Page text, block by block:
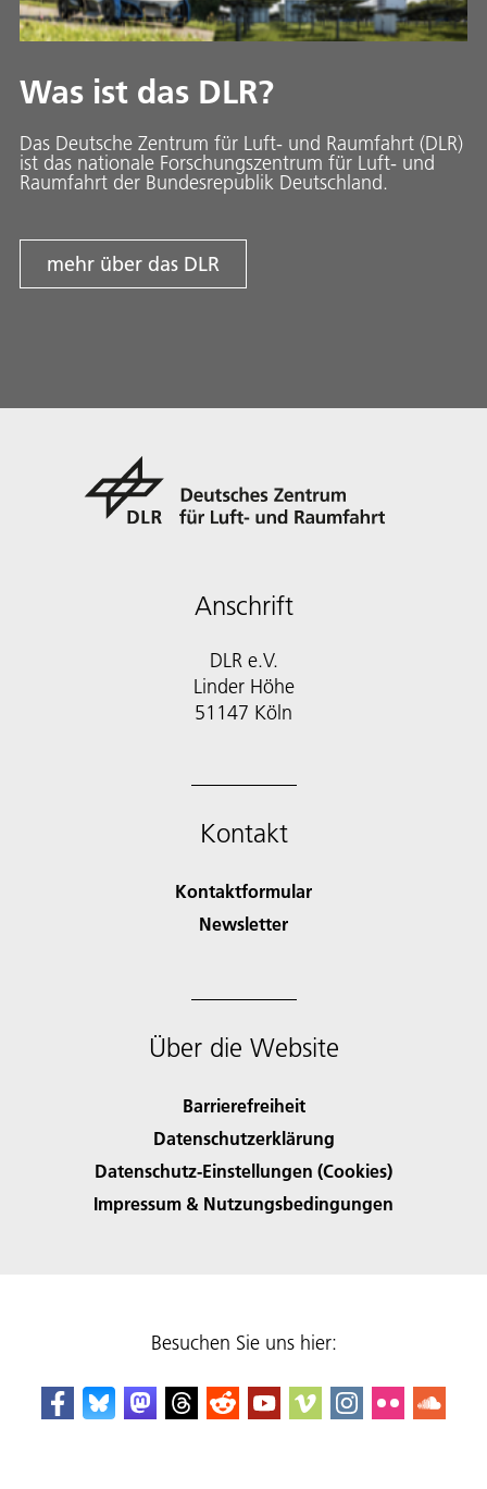
Was ist das DLR?
Das Deutsche Zentrum für Luft- und Raumfahrt (DLR)
ist das nationale Forschungszentrum für Luft- und
Raumfahrt der Bundesrepublik Deutschland.
mehr über das DLR
Anschrift
DLR e.V.
Linder Höhe
51147 Köln
Kontakt
Kontaktformular
Newsletter
Über die Website
Barrierefreiheit
Datenschutzerklärung
Datenschutz-Einstellungen (Cookies)
Impressum & Nutzungsbedingungen
Besuchen Sie uns hier: